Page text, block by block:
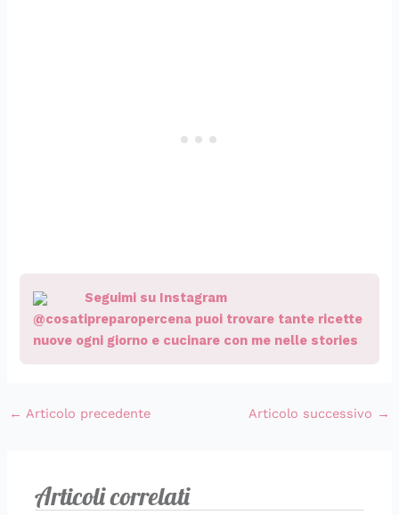
Seguimi su Instagram
@cosatipreparopercena puoi trovare tante ricette
nuove ogni giorno e cucinare con me nelle stories
← Articolo precedente Articolo successivo →
Articoli correlati